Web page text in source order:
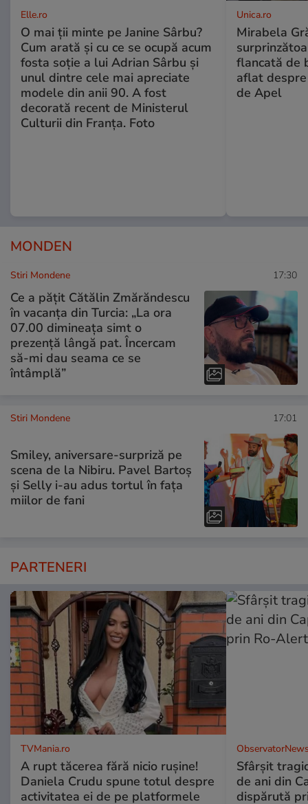
Elle.ro
O mai ții minte pe Janine Sârbu?
Cum arată și cu ce se ocupă acum
fosta soție a lui Adrian Sârbu și
unul dintre cele mai apreciate
modele din anii 90. A fost
decorată recent de Ministerul
Culturii din Franța. Foto
Unica.ro
Mirabela
flancată de
aflat
de Apel
MONDEN
Stiri Mondene 17:30
Ce a pățit Cătălin Zmărăndescu
în vacanța din Turcia: „La ora
07.00 dimineața simt o
prezență lângă pat. Încercam
să-mi dau seama ce se
întâmplă”
Stiri Mondene 17:01
Smiley, aniversare-surpriză pe
scena de la Nibiru. Pavel Bartoș
și Selly i-au adus tortul în fața
miilor de fani
PARTENERI
TVMania.ro
A rupt tăcerea fără nicio rușine!
Daniela Crudu spune totul despre
activitatea ei de pe platformele
Sfârşit
de ani din
dispărută